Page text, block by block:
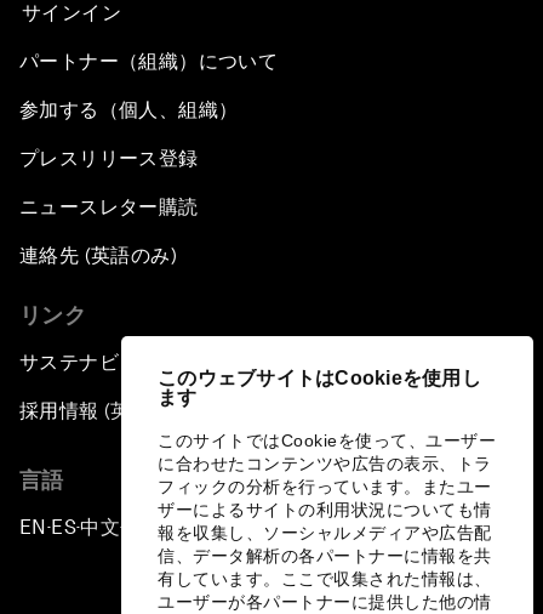
このウェブサイトはCookieを使用し
ます
このサイトではCookieを使って、ユーザー
に合わせたコンテンツや広告の表示、トラ
フィックの分析を行っています。またユー
ザーによるサイトの利用状況についても情
報を収集し、ソーシャルメディアや広告配
信、データ解析の各パートナーに情報を共
有しています。ここで収集された情報は、
ユーザーが各パートナーに提供した他の情
サインイン
パートナー（組織）について
参加する（個人、組織）
プレスリリース登録
ニュースレター購読
連絡先 (英語のみ)
リンク
サステナビリティへの取り組み
採用情報 (英語のみ)
言語
EN ▪ES▪中文▪ 日本語